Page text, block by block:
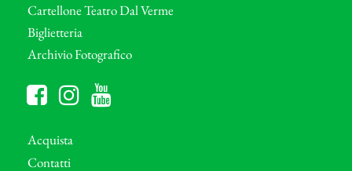
Cartellone Teatro Dal Verme
Biglietteria
Archivio Fotografico
Acquista
Contatti